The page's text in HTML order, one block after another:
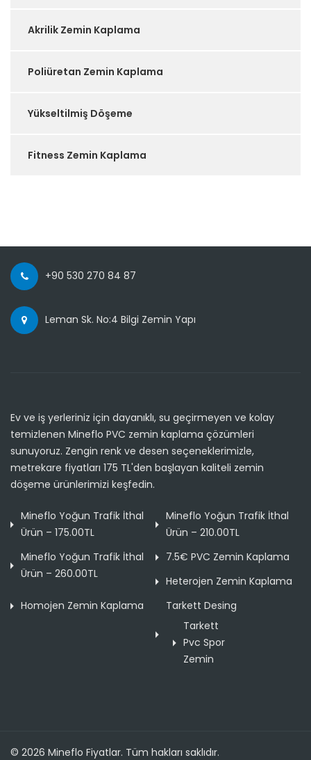
Akrilik Zemin Kaplama
Poliüretan Zemin Kaplama
Yükseltilmiş Döşeme
Fitness Zemin Kaplama
+90 530 270 84 87
Leman Sk. No:4 Bilgi Zemin Yapı
Ev ve iş yerleriniz için dayanıklı, su geçirmeyen ve kolay
temizlenen Mineflo PVC zemin kaplama çözümleri
sunuyoruz. Zengin renk ve desen seçeneklerimizle,
metrekare fiyatları 175 TL'den başlayan kaliteli zemin
döşeme ürünlerimizi keşfedin.
Mineflo Yoğun Trafik İthal
Ürün – 175.00TL
Mineflo Yoğun Trafik İthal
Ürün – 210.00TL
Mineflo Yoğun Trafik İthal
Ürün – 260.00TL
7.5€ PVC Zemin Kaplama
Heterojen Zemin Kaplama
Homojen Zemin Kaplama
Tarkett Desing
Tarkett
Pvc Spor
Zemin
© 2026 Mineflo Fiyatlar. Tüm hakları saklıdır.